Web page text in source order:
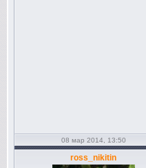
08 мар 2014, 13:50
ross_nikitin